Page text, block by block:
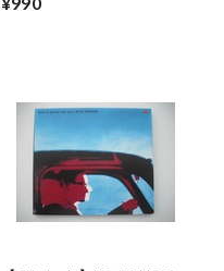
YOUR LOVE (4TRACK EP)